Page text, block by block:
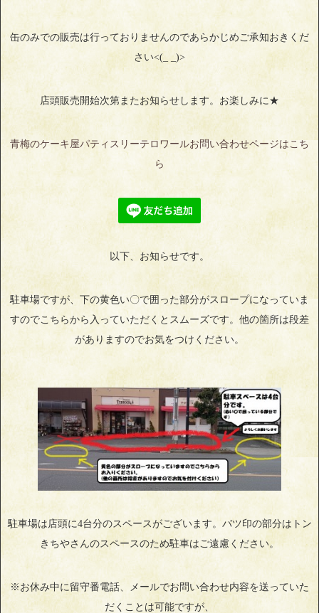
缶のみでの販売は行っておりませんのであらかじめご承知おきくだ
さい<(_ _)>
店頭販売開始次第またお知らせします。お楽しみに★
青梅のケーキ屋パティスリーテロワールお問い合わせページはこち
ら
以下、お知らせです。
駐車場ですが、下の黄色い〇で囲った部分がスロープになっていま
すのでこちらから入っていただくとスムーズです。他の箇所は段差
がありますのでお気をつけください。
駐車場は店頭に4台分のスペースがございます。バツ印の部分はトン
きちやさんのスペースのため駐車はご遠慮ください。
※お休み中に留守番電話、メールでお問い合わせ内容を送っていた
だくことは可能ですが、